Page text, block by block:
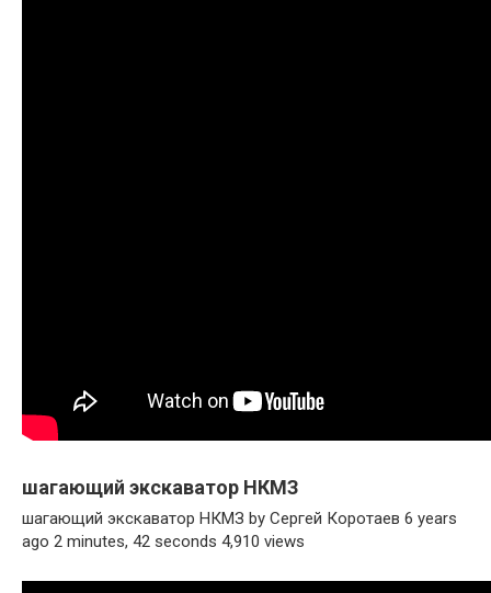
шагающий экскаватор НКМЗ
шагающий экскаватор НКМЗ by Сергей Коротаев 6 years
ago 2 minutes, 42 seconds 4,910 views